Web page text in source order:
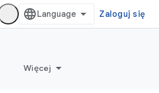
Zaloguj się
Więcej